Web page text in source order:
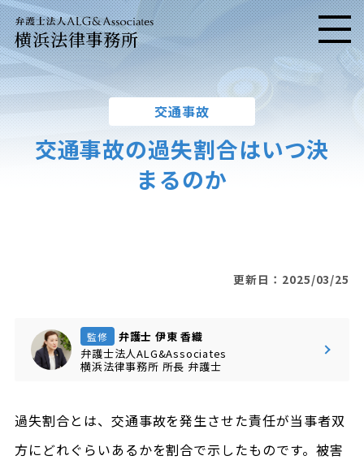
横浜法律事務所 メニ
交通事故
交通事故の過失割合はいつ決
まるのか
更新日：2025/03/25
監修
弁護士 伊東 香織
弁護士法人ALG&Associates
横浜法律事務所 所長 弁護士
過失割合とは、交通事故を発生させた責任が当事者双
方にどれぐらいあるかを割合で示したものです。被害